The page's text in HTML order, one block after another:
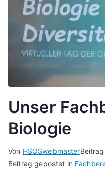
Unser
Biologie
Von HSOSwebmaster
Beitrag gepostet in